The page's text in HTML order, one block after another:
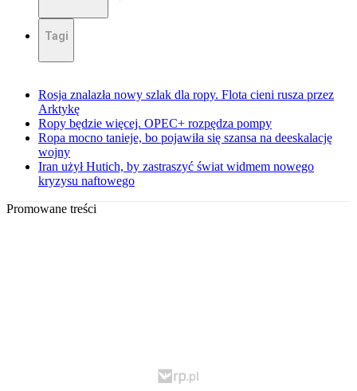
Tagi
Rosja znalazła nowy szlak dla ropy. Flota cieni rusza przez
Arktykę
Ropy będzie więcej. OPEC+ rozpędza pompy
Ropa mocno tanieje, bo pojawiła się szansa na deeskalację
wojny
Iran użył Hutich, by zastraszyć świat widmem nowego
kryzysu naftowego
Promowane treści